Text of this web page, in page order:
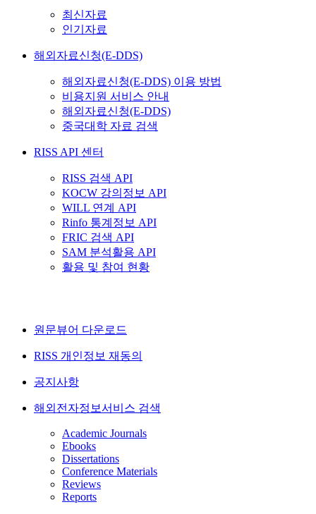
최신자료
인기자료
해외자료신청(E-DDS)
해외자료신청(E-DDS) 이용 방법
비용지원 서비스 안내
해외자료신청(E-DDS)
중국대학 자료 검색
RISS API 센터
RISS 검색 API
KOCW 강의정보 API
WILL 연계 API
Rinfo 통계정보 API
FRIC 검색 API
SAM 분석활용 API
활용 및 참여 현황
원문뷰어 다운로드
RISS 개인정보 재동의
공지사항
해외전자정보서비스 검색
Academic Journals
Ebooks
Dissertations
Conference Materials
Reviews
Reports